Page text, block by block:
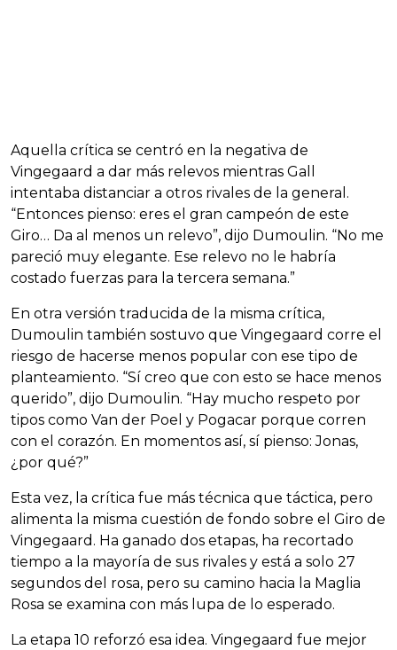
Aquella crítica se centró en la negativa de
Vingegaard a dar más relevos mientras Gall
intentaba distanciar a otros rivales de la general.
“Entonces pienso: eres el gran campeón de este
Giro… Da al menos un relevo”, dijo Dumoulin. “No me
pareció muy elegante. Ese relevo no le habría
costado fuerzas para la tercera semana.”
En otra versión traducida de la misma crítica,
Dumoulin también sostuvo que Vingegaard corre el
riesgo de hacerse menos popular con ese tipo de
planteamiento. “Sí creo que con esto se hace menos
querido”, dijo Dumoulin. “Hay mucho respeto por
tipos como Van der Poel y Pogacar porque corren
con el corazón. En momentos así, sí pienso: Jonas,
¿por qué?”
Esta vez, la crítica fue más técnica que táctica, pero
alimenta la misma cuestión de fondo sobre el Giro de
Vingegaard. Ha ganado dos etapas, ha recortado
tiempo a la mayoría de sus rivales y está a solo 27
segundos del rosa, pero su camino hacia la Maglia
Rosa se examina con más lupa de lo esperado.
La etapa 10 reforzó esa idea. Vingegaard fue mejor